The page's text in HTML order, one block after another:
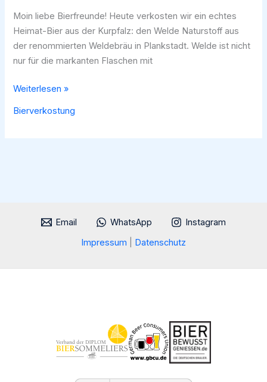
Moin liebe Bierfreunde! Heute verkosten wir ein echtes
Heimat-Bier aus der Kurpfalz: den Welde Naturstoff aus
der renommierten Weldebräu in Plankstadt. Welde ist nicht
nur für die markanten Flaschen mit
Bier
Weiterlesen »
Bierverkostung
Email WhatsApp
Instagram
Impressum
Datenschutz